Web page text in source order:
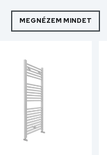
MEGNÉZEM MINDET